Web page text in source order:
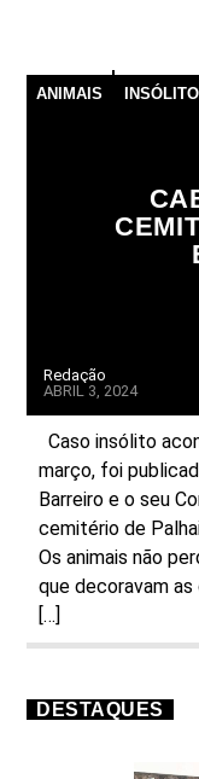
ON FM
ANIMAIS INSÓLITO
Redação
ABRIL 3, 2024
Caso insólito
março, foi
Barreiro e o seu
cemitério de
Os animais não
que decoravam
[…]
DESTAQUES